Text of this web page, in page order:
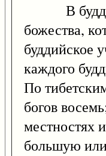
В
божества,
буддийское
каждого
По
богов
местностях
большую